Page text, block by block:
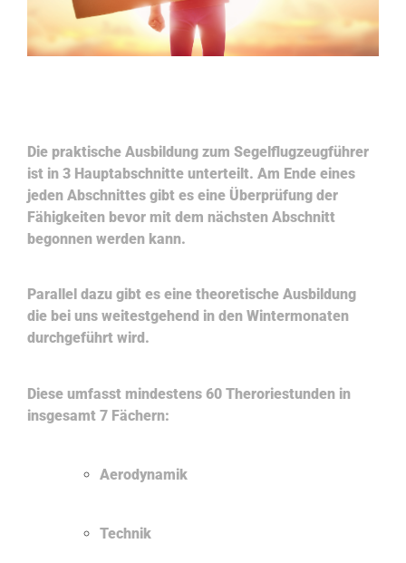
Die praktische Ausbildung zum Segelflugzeugführer
ist in 3 Hauptabschnitte unterteilt. Am Ende eines
jeden Abschnittes gibt es eine Überprüfung der
Fähigkeiten bevor mit dem nächsten Abschnitt
begonnen werden kann.
Parallel dazu gibt es eine theoretische Ausbildung
die bei uns weitestgehend in den Wintermonaten
durchgeführt wird.
Diese umfasst mindestens 60 Theroriestunden in
insgesamt 7 Fächern:
Aerodynamik
Technik